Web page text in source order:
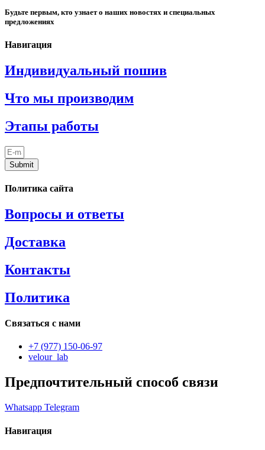
Будьте первым, кто узнает о наших новостях и специальных
предложениях
Навигация
Индивидуальный пошив
Что мы производим
Этапы работы
Submit
Политика сайта
Вопросы и ответы
Доставка
Контакты
Политика
Связаться с нами
+7 (977) 150-06-97
velour_lab
Предпочтительный способ связи
Whatsapp Telegram
Навигация